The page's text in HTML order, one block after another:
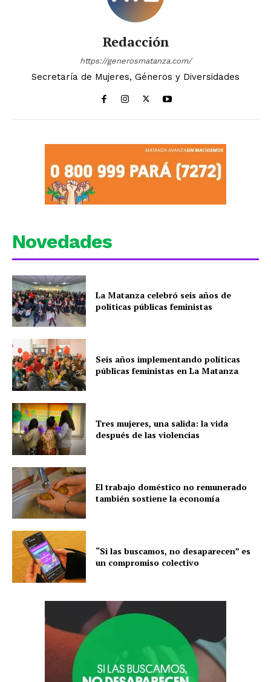
Redacción
https://generosmatanza.com/
Secretaría de Mujeres, Géneros y Diversidades
Novedades
La Matanza celebró seis años de
políticas públicas feministas
Seis años implementando políticas
públicas feministas en La Matanza
Tres mujeres, una salida: la vida
después de las violencias
El trabajo doméstico no remunerado
también sostiene la economía
“Si las buscamos, no desaparecen” es
un compromiso colectivo